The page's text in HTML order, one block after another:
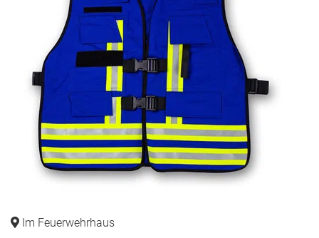
Im Feuerwehrhaus